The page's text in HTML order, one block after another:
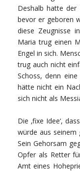
Deshalb hatte der
bevor er geboren
diese Zeugnisse
Maria trug einen
Engel in sich.
trug auch nicht
Schoss, denn
hätte nicht ein
sich nicht als
Die ‚fixe Idee‘,
würde aus seinem
Sein Gehorsam
Opfer als Retter
Amt eines